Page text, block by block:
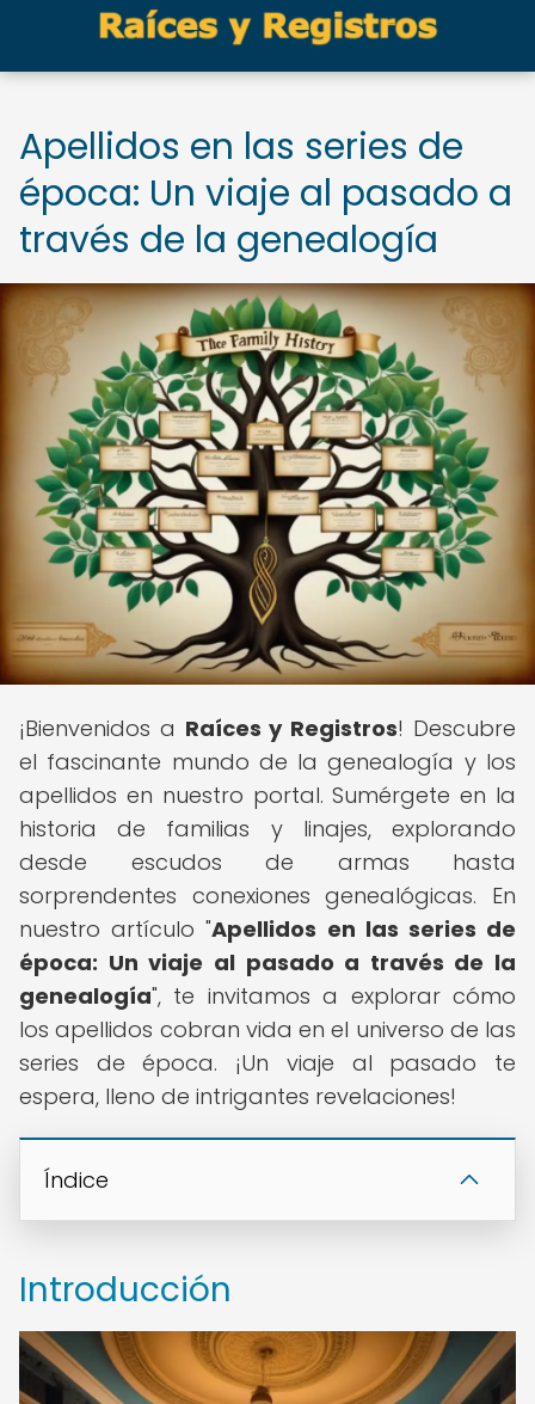
Apellidos en las series de
época: Un viaje al pasado a
través de la genealogía
¡Bienvenidos a Raíces y Registros! Descubre
el fascinante mundo de la genealogía y los
apellidos en nuestro portal. Sumérgete en la
historia de familias y linajes, explorando
desde escudos de armas hasta
sorprendentes conexiones genealógicas. En
nuestro artículo "Apellidos en las series de
época: Un viaje al pasado a través de la
genealogía", te invitamos a explorar cómo
los apellidos cobran vida en el universo de las
series de época. ¡Un viaje al pasado te
espera, lleno de intrigantes revelaciones!
Índice
Introducción